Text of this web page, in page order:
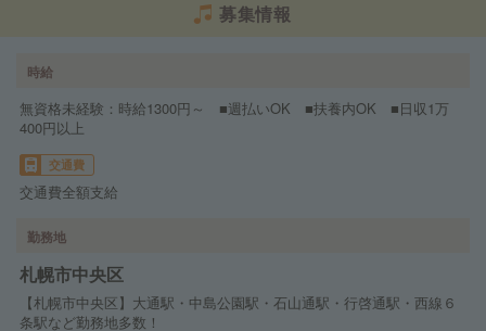
募集情報
時給
無資格未経験：時給1300円～ ■週払いOK ■扶養内OK ■日収1万
400円以上
交通費
交通費全額支給
勤務地
札幌市中央区
【札幌市中央区】大通駅・中島公園駅・石山通駅・行啓通駅・西線６
条駅など勤務地多数！